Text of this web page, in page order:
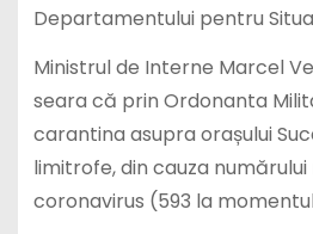
Departamentului pentru
Ministrul de Interne Marcel
seara că prin Ordonanta
carantina asupra orașului
limitrofe, din cauza
coronavirus (593 la